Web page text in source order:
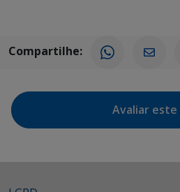
Compartilhe:
Avaliar